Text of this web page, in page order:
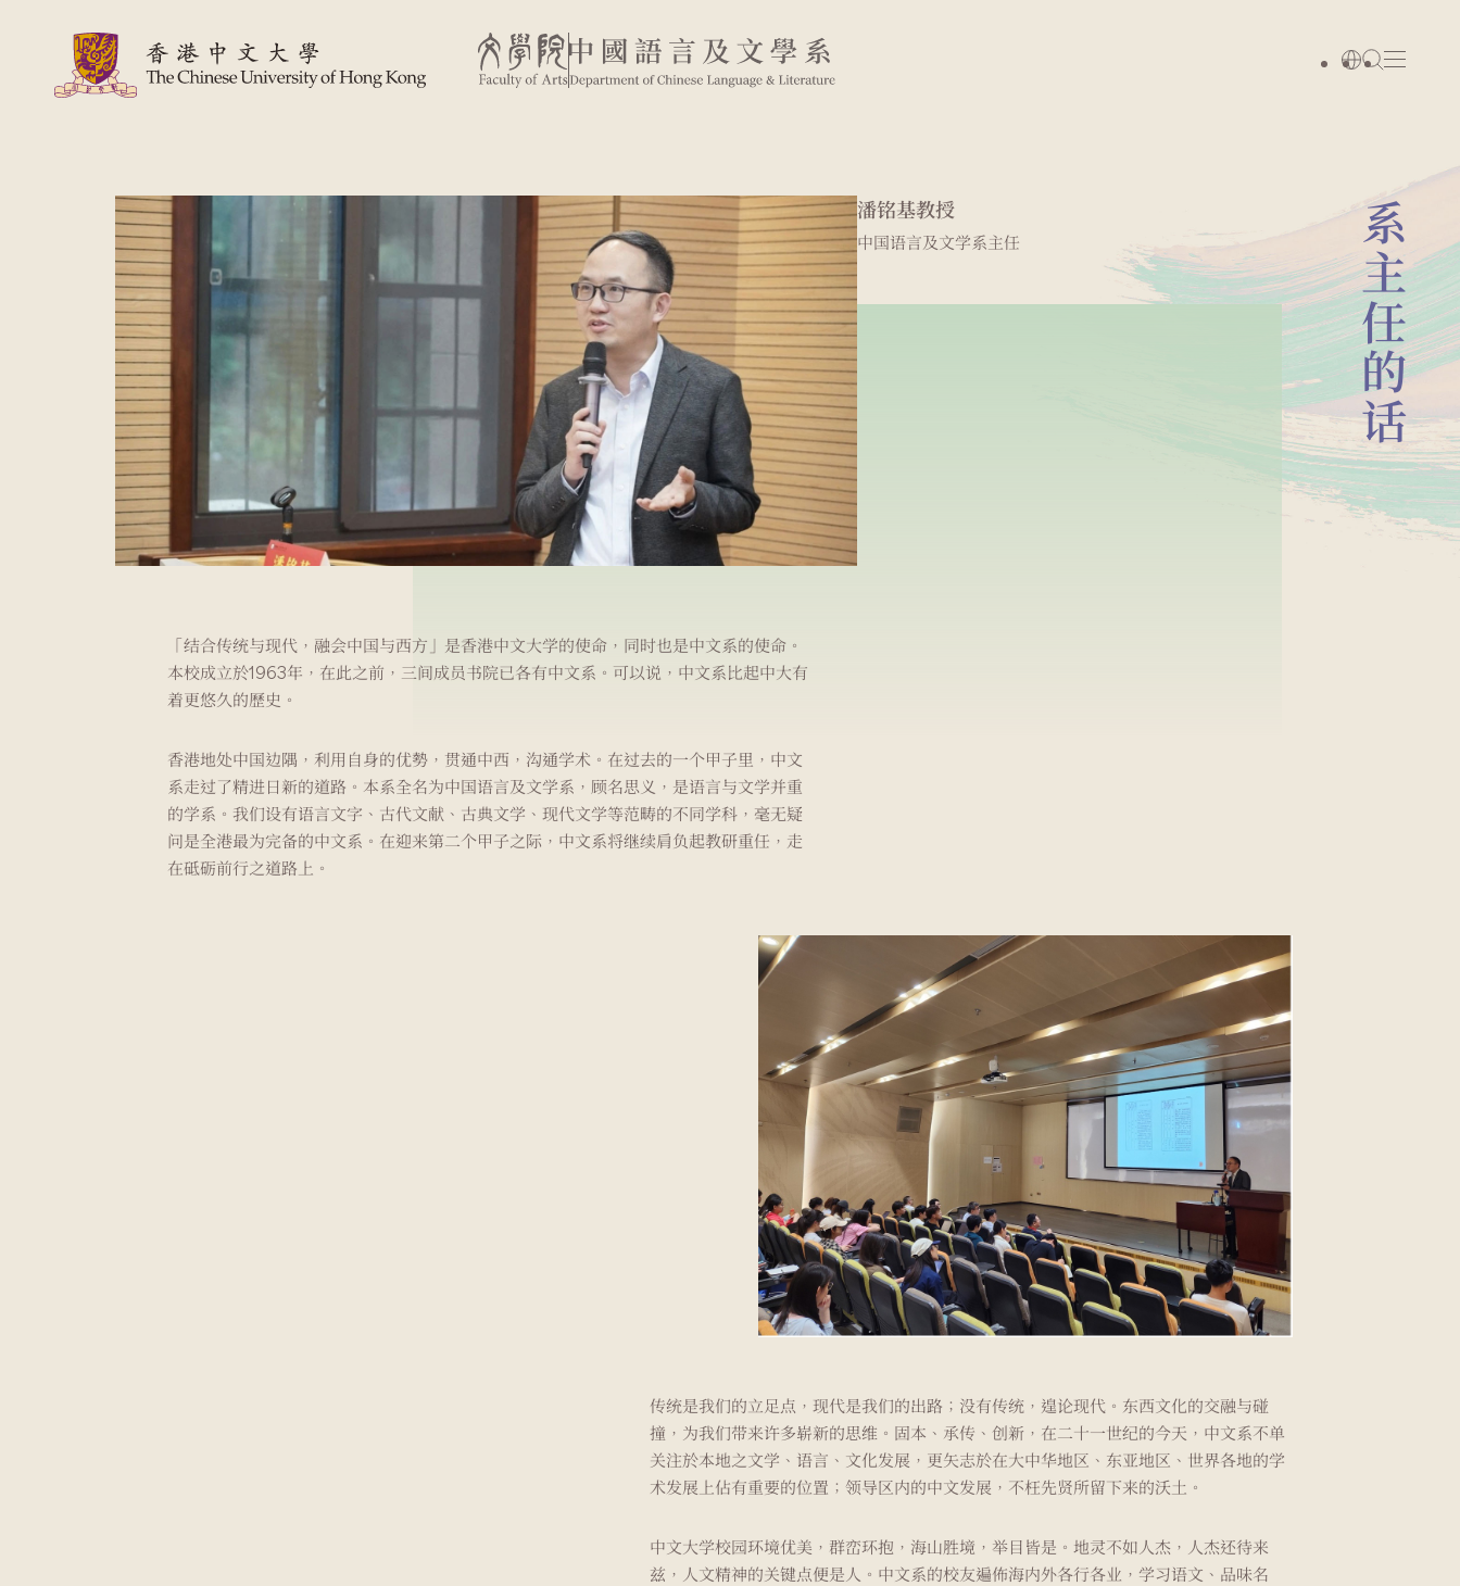
系主任的话
潘铭基教授
中国语言及文学系主任
「结合传统与现代，融会中国与西方」是香港中文大学的使命，同时也是中文系的使命。
本校成立於1963年，在此之前，三间成员书院已各有中文系。可以说，中文系比起中大有
着更悠久的歷史。
香港地处中国边隅，利用自身的优勢，贯通中西，沟通学术。在过去的一个甲子里，中文
系走过了精进日新的道路。本系全名为中国语言及文学系，顾名思义，是语言与文学并重
的学系。我们设有语言文字、古代文献、古典文学、现代文学等范畴的不同学科，毫无疑
问是全港最为完备的中文系。在迎来第二个甲子之际，中文系将继续肩负起教研重任，走
在砥砺前行之道路上。
传统是我们的立足点，现代是我们的出路；没有传统，遑论现代。东西文化的交融与碰
撞，为我们带来许多崭新的思维。固本、承传、创新，在二十一世纪的今天，中文系不单
关注於本地之文学、语言、文化发展，更矢志於在大中华地区、东亚地区、世界各地的学
术发展上佔有重要的位置；领导区内的中文发展，不枉先贤所留下来的沃土。
中文大学校园环境优美，群峦环抱，海山胜境，举目皆是。地灵不如人杰，人杰还待来
兹，人文精神的关键点便是人。中文系的校友遍佈海内外各行各业，学习语文、品味名